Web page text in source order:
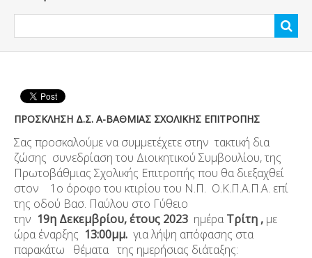
ΠΡΟΣΚΛΗΣΗ Δ.Σ. A-ΒΑΘΜΙΑΣ ΣΧΟΛΙΚΗΣ ΕΠΙΤΡΟΠΗΣ
Σας προσκαλούμε να συμμετέχετε στην τακτική δια
ζώσης συνεδρίαση του Διοικητικού Συμβουλίου, της
Πρωτοβάθμιας Σχολικής Επιτροπής που θα διεξαχθεί
στον 1 ο όροφο του κτιρίου του Ν.Π. Ο.Κ.Π.Α.Π.Α. επί
της οδού Βασ. Παύλου στο Γύθειο
την 19η Δεκεμβρίου, έτους 2023 ημέρα Τρίτη , με
ώρα έναρξης 13:00μμ. για λήψη απόφασης στα
παρακάτω θέματα της ημερήσιας διάταξης: